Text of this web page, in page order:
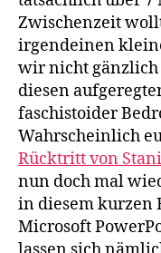
Zwischenzeit
irgendeinen
wir nicht gänzlich
diesen
faschistoider
Wahrscheinlich
Rücktritt von
nun doch mal
in diesem kurzen
Microsoft